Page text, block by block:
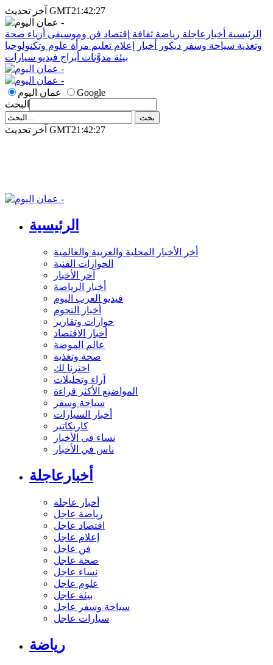
آخر تحديث GMT21:42:27
الرئيسية أخبارعاجلة رياضة ثقافة إقتصاد فن وموسيقى أزياء صحة
وتغذية سياحة وسفر ديكور أخبار إعلام تعليم مرأة علوم وتكنولوجيا
بيئة مدوَّنات أبراج فيديو سيارات
عمان اليوم
Google
البحث
آخر تحديث GMT21:42:27
الرئيسية
أخر الأخبار المحلية والعربية والعالمية
الحوارات الفنية
آخر الأخبار
أخبار الرياضة
فيديو العرب اليوم
أخبار النجوم
حوارات وتقارير
أخبار الاقتصاد
عالم الموضة
صحة وتغذية
اخترنا لك
آراء وتحليلات
المواضيع الأكثر قراءة
سياحة وسفر
أخبار السيارات
كاريكاتير
نساء في الأخبار
ناس في الأخبار
أخبارعاجلة
أخبار عاجلة
رياضة عاجل
اقتصاد عاجل
إعلام عاجل
فن عاجل
صحة عاجل
نساء عاجل
علوم عاجل
بيئة عاجل
سياحة وسفر عاجل
سيارات عاجل
رياضة